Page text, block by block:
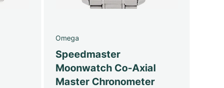
Omega
Speedmaster
Moonwatch Co-Axial
Master Chronometer